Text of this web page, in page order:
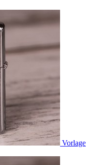
Vorlage